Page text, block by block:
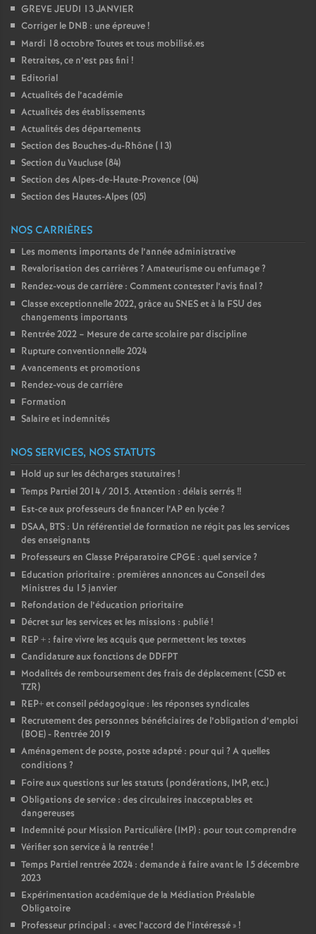
s
T
o
GREVE JEUDI 13 JANVIER
Corriger le DNB : une épreuve!
Mardi 18 octobre Toutes et tous mobilisé.es
Retraites, ce n’est pas fini !
Editorial
Actualités de l’académie
Actualités des établissements
Actualités des départements
Section des Bouches-du-Rhône (13)
Section du Vaucluse (84)
Section des Alpes-de-Haute-Provence (04)
Section des Hautes-Alpes (05)
NOS CARRIÈRES
Les moments importants de l’année administrative
Revalorisation des carrières ? Amateurisme ou enfumage?
Rendez-vous de carrière : Comment contester l’avis final?
Classe exceptionnelle 2022, gràce au SNES et à la FSU des
changements importants
Rentrée 2022 – Mesure de carte scolaire par discipline
Rupture conventionnelle 2024
Avancements et promotions
Rendez-vous de carrière
Formation
Salaire et indemnités
NOS SERVICES, NOS STATUTS
Hold up sur les décharges statutaires !
Temps Partiel 2014 / 2015. Attention : délais serrés !!
Est-ce aux professeurs de financer l’AP en lycée?
DSAA, BTS : Un référentiel de formation ne régit pas les services
des enseignants
Professeurs en Classe Préparatoire CPGE : quel service?
Education prioritaire : premières annonces au Conseil des
Ministres du 15 janvier
Refondation de l’éducation prioritaire
Décret sur les services et les missions : publié!
REP + : faire vivre les acquis que permettent les textes
Candidature aux fonctions de DDFPT
Modalités de remboursement des frais de déplacement (CSD et
TZR)
REP+ et conseil pédagogique : les réponses syndicales
Recrutement des personnes bénéficiaires de l’obligation d’emploi
(BOE) - Rentrée 2019
Aménagement de poste, poste adapté : pour qui ? A quelles
conditions ?
Foire aux questions sur les statuts (pondérations, IMP, etc.)
Obligations de service : des circulaires inacceptables et
dangereuses
Indemnité pour Mission Particulière (IMP) : pour tout comprendre
Vérifier son service à la rentrée!
Temps Partiel rentrée 2024 : demande à faire avant le 15 décembre
2023
Expérimentation académique de la Médiation Préalable
Obligatoire
Professeur principal : «avec l’accord de l’intéressé»!